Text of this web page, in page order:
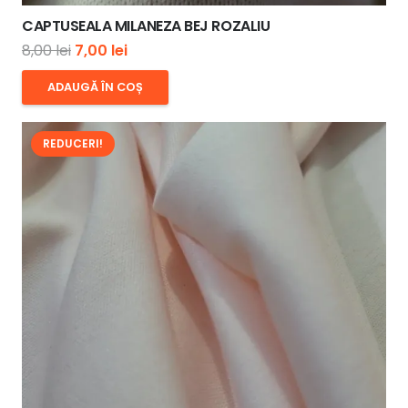
CAPTUSEALA MILANEZA BEJ ROZALIU
8,00lei Prețul
inițial
a
fost:
8,00 lei.
7,00 leiPrețul
curent
este:
7,00 lei.
ADAUGĂ ÎN COȘ
REDUCERI!